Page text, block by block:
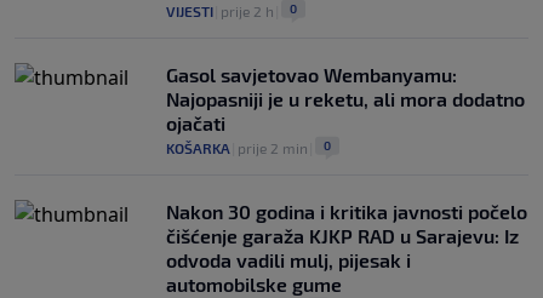
VIJESTI prije 2 h 0
Gasol savjetovao Wembanyamu:
Najopasniji je u reketu, ali mora dodatno
ojačati
KOŠARKA prije 2 min 0
Nakon 30 godina i kritika javnosti počelo
čišćenje garaža KJKP RAD u Sarajevu: Iz
odvoda vadili mulj, pijesak i
automobilske gume